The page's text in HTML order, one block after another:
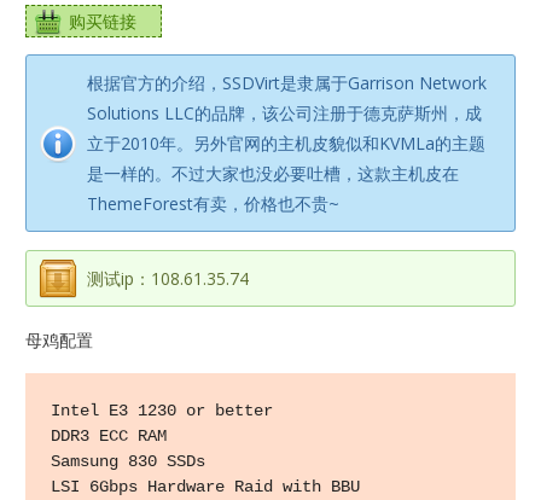
购买链接
根据官方的介绍，SSDVirt是隶属于Garrison Network
Solutions LLC的品牌，该公司注册于德克萨斯州，成
立于2010年。另外官网的主机皮貌似和KVMLa的主题
是一样的。不过大家也没必要吐槽，这款主机皮在
ThemeForest有卖，价格也不贵~
测试ip：108.61.35.74
母鸡配置
Intel E3 1230 or better
DDR3 ECC RAM
Samsung 830 SSDs
LSI 6Gbps Hardware Raid with BBU